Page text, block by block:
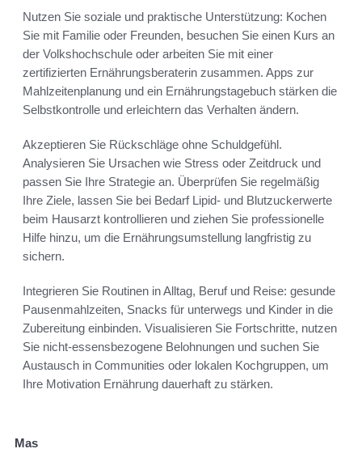
Nutzen Sie soziale und praktische Unterstützung: Kochen
Sie mit Familie oder Freunden, besuchen Sie einen Kurs an
der Volkshochschule oder arbeiten Sie mit einer
zertifizierten Ernährungsberaterin zusammen. Apps zur
Mahlzeitenplanung und ein Ernährungstagebuch stärken die
Selbstkontrolle und erleichtern das Verhalten ändern.
Akzeptieren Sie Rückschläge ohne Schuldgefühl.
Analysieren Sie Ursachen wie Stress oder Zeitdruck und
passen Sie Ihre Strategie an. Überprüfen Sie regelmäßig
Ihre Ziele, lassen Sie bei Bedarf Lipid- und Blutzuckerwerte
beim Hausarzt kontrollieren und ziehen Sie professionelle
Hilfe hinzu, um die Ernährungsumstellung langfristig zu
sichern.
Integrieren Sie Routinen in Alltag, Beruf und Reise: gesunde
Pausenmahlzeiten, Snacks für unterwegs und Kinder in die
Zubereitung einbinden. Visualisieren Sie Fortschritte, nutzen
Sie nicht-essensbezogene Belohnungen und suchen Sie
Austausch in Communities oder lokalen Kochgruppen, um
Ihre Motivation Ernährung dauerhaft zu stärken.
Mas